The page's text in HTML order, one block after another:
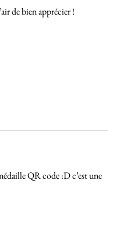
de bien apprécier !
QR code :D c’est une